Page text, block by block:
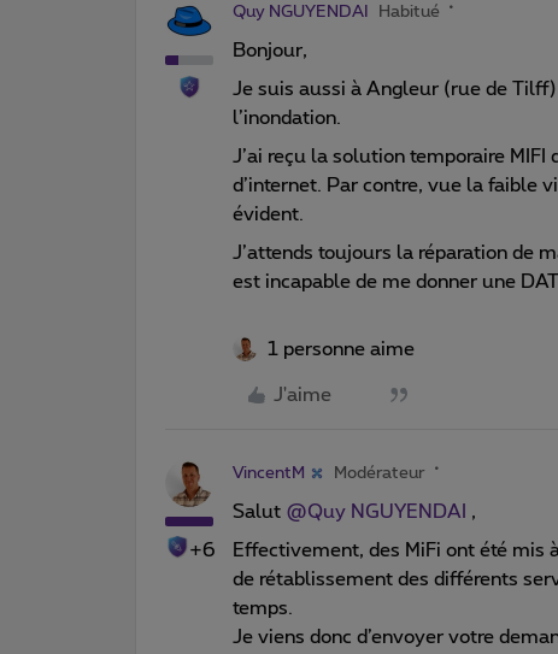
Quy NGUYENDAI Habitué
Bonjour,
Je suis aussi à Angleur (rue de Tilff)
l’inondation.
J’ai reçu la solution temporaire
d’internet. Par contre, vue la faible
évident.
J’attends toujours la réparation de
est incapable de me donner une
1 personne aime
J'aime
+6
VincentM Modérateur
Salut @Quy NGUYENDAI
,
Effectivement, des MiFi ont été mis
de rétablissement des différents
temps.
Je viens donc d’envoyer votre